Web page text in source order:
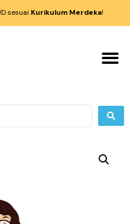
sesuai Kurikulum Merdeka!